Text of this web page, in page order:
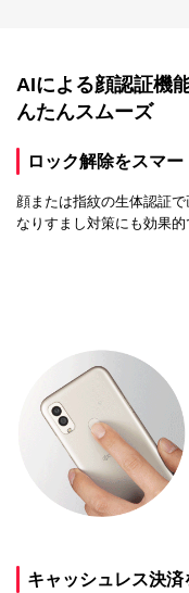
AIによる顔認証機
んたんスムーズ
ロック解除をスマー
顔または指紋の生体認証
なりすまし対策にも効果的
キャッシュレス決済